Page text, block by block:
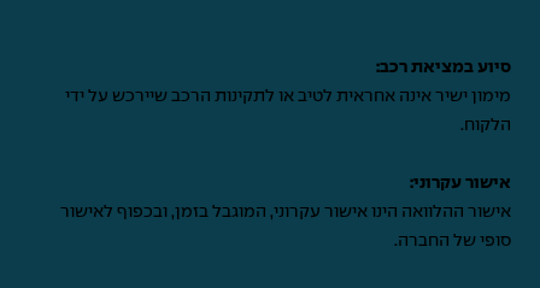
סיוע במציאת רכב:
מימון ישיר אינה אחראית לטיב או לתקינות הרכב שיירכש על ידי
הלקוח.
אישור עקרוני:
אישור ההלוואה הינו אישור עקרוני, המוגבל בזמן, ובכפוף לאישור
סופי של החברה.